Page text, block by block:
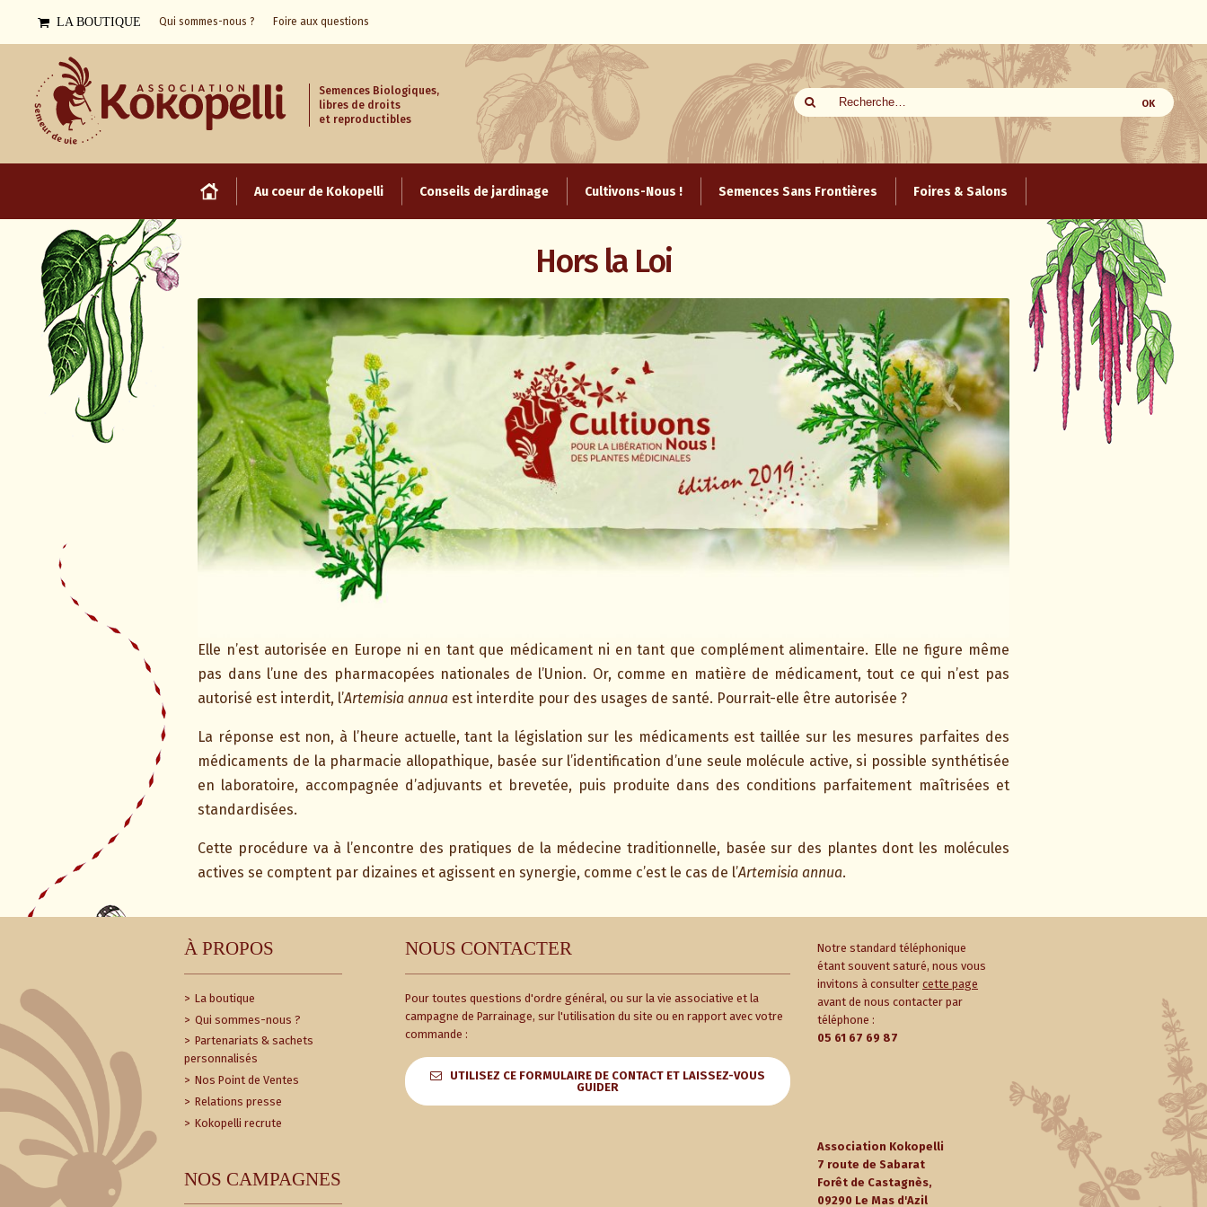
LA BOUTIQUE Qui sommes-nous ? Foire aux questions
Semences Biologiques,
libres de droits
et reproductibles
au
Au coeur de Kokopelli Conseils de jardinage Cultivons-Nous ! Semences Sans Frontières Foires & Salons
Hors la Loi
Elle n’est autorisée en Europe ni en tant que médicament ni en tant que complément alimentaire. Elle ne figure même
pas dans l’une des pharmacopées nationales de l’Union. Or, comme en matière de médicament, tout ce qui n’est pas
autorisé est interdit, l’Artemisia annua est interdite pour des usages de santé. Pourrait-elle être autorisée ?
La réponse est non, à l’heure actuelle, tant la législation sur les médicaments est taillée sur les mesures parfaites des
médicaments de la pharmacie allopathique, basée sur l’identification d’une seule molécule active, si possible synthétisée
en laboratoire, accompagnée d’adjuvants et brevetée, puis produite dans des conditions parfaitement maîtrisées et
standardisées.
Cette procédure va à l’encontre des pratiques de la médecine traditionnelle, basée sur des plantes dont les molécules
actives se comptent par dizaines et agissent en synergie, comme c’est le cas de l’Artemisia annua.
À PROPOS
La boutique
Qui sommes-nous ?
Partenariats & sachets
personnalisés
Nos Point de Ventes
Relations presse
Kokopelli recrute
NOS CAMPAGNES
NOUS CONTACTER
Pour toutes questions d'ordre général, ou sur la vie associative et la
campagne de Parrainage, sur l'utilisation du site ou en rapport avec votre
commande :
UTILISEZ CE FORMULAIRE DE CONTACT ET LAISSEZ-VOUS
GUIDER
Notre standard téléphonique
étant souvent saturé, nous vous
invitons à consultercette page
avant de nous contacter par
téléphone :
05 61 67 69 87
Association Kokopelli
7 route de Sabarat
Forêt de Castagnès,
09290 Le Mas d'Azil